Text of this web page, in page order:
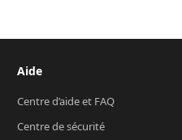
Aide
Centre d’aide et FAQ
Centre de sécurité